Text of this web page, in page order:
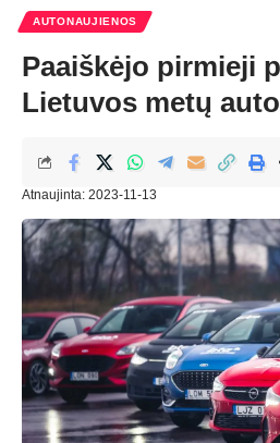
AUTONAUJIENOS
Paaiškėjo pirmieji
Lietuvos metų
Atnaujinta: 2023-11-13